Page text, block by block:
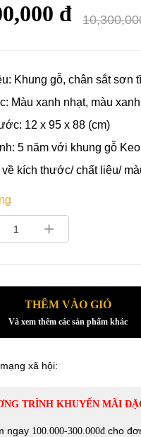
giường Ghế
đ
Khung gỗ, chân sắt sơn
Màu xanh nhạt, màu
12 x 95 x 88 (cm)
5 năm với khung gỗ
kích thước/ chất liệu/
+
THÊM VÀO GIỎ
Và xem thêm các sản phẩm khác
xã hội:
TRÌNH KHUYẾN MÃI
ngay 100.000-300.000đ cho